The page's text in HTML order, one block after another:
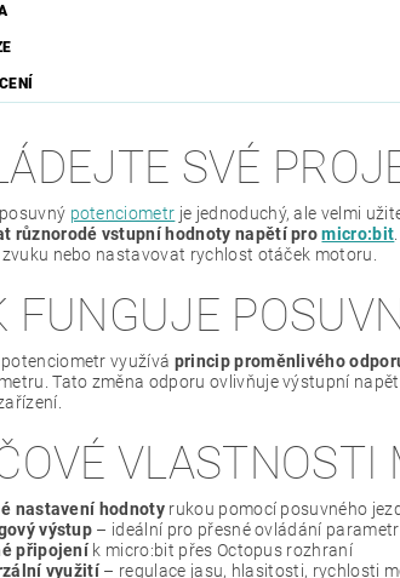
SVÉ
potenciometr je jednoduchý, ale velmi
různorodé vstupní hodnoty napětí promicro:bit
nebo nastavovat rychlost otáček motoru.
FUNGUJE
využívá princip proměnlivého
Tato změna odporu ovlivňuje výstupní
VLASTNOSTI
nastavení hodnoty rukou pomocí posuvného
výstup – ideální pro přesné ovládání
připojení k micro:bit přes Octopus rozhraní
využití – regulace jasu, hlasitosti, rychlosti